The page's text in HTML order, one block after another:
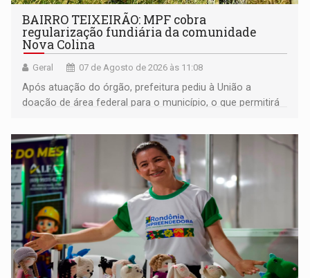
BAIRRO TEIXEIRÃO: MPF cobra
regularização fundiária da comunidade
Nova Colina
Geral 07 de Agosto de 2026 às 11:08
Após atuação do órgão, prefeitura pediu à União a
doação de área federal para o município, o que permitirá